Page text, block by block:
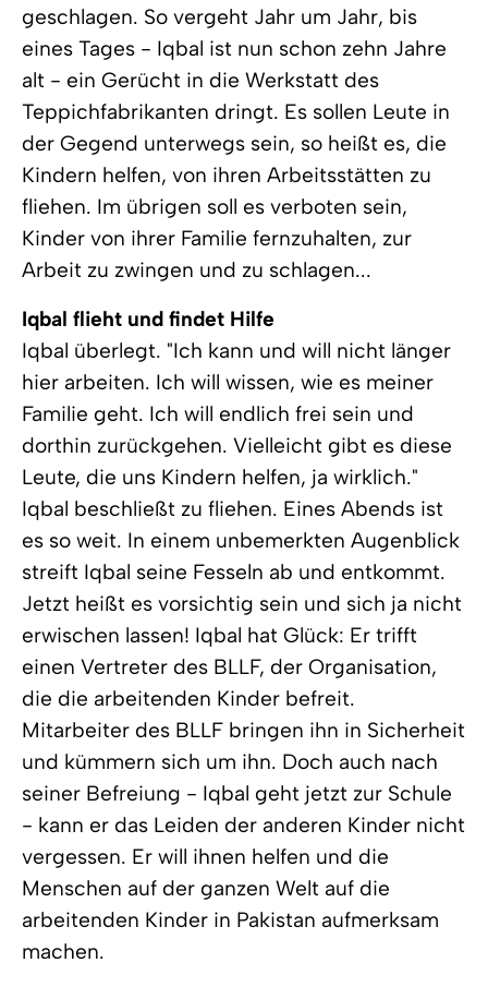
geschlagen. So vergeht Jahr um Jahr, bis
eines Tages - Iqbal ist nun schon zehn Jahre
alt - ein Gerücht in die Werkstatt des
Teppichfabrikanten dringt. Es sollen Leute in
der Gegend unterwegs sein, so heißt es, die
Kindern helfen, von ihren Arbeitsstätten zu
fliehen. Im übrigen soll es verboten sein,
Kinder von ihrer Familie fernzuhalten, zur
Arbeit zu zwingen und zu schlagen...
Iqbal flieht und findet Hilfe
Iqbal überlegt. "Ich kann und will nicht länger
hier arbeiten. Ich will wissen, wie es meiner
Familie geht. Ich will endlich frei sein und
dorthin zurückgehen. Vielleicht gibt es diese
Leute, die uns Kindern helfen, ja wirklich."
Iqbal beschließt zu fliehen. Eines Abends ist
es so weit. In einem unbemerkten Augenblick
streift Iqbal seine Fesseln ab und entkommt.
Jetzt heißt es vorsichtig sein und sich ja nicht
erwischen lassen! Iqbal hat Glück: Er trifft
einen Vertreter des BLLF, der Organisation,
die die arbeitenden Kinder befreit.
Mitarbeiter des BLLF bringen ihn in Sicherheit
und kümmern sich um ihn. Doch auch nach
seiner Befreiung - Iqbal geht jetzt zur Schule
- kann er das Leiden der anderen Kinder nicht
vergessen. Er will ihnen helfen und die
Menschen auf der ganzen Welt auf die
arbeitenden Kinder in Pakistan aufmerksam
machen.